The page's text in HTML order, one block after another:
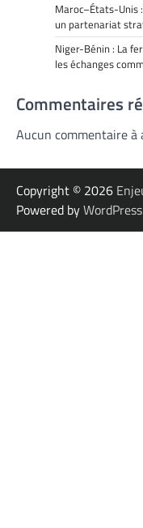
Maroc–États-Unis
un partenariat
Niger-Bénin : La
les échanges
Commentaires
Aucun commentaire à
Copyright © 2026
Powered byWordPress